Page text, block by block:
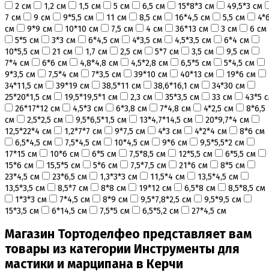
Коврики, пергамент
Кондитерские наклейки
Леденцы Мороженое Мармелад
Ленты атласные, шпагат ,тишью
Раздвижные формы для выпечки
Силиконовые формы для выпечки
Формы для выпечки
Формы для выпечки антипригарные
Формы муссовый десерт
Шпателя ножи столики
Красители пищевые
Гелевые красители Americolor
Гелевые красители Chefmaster
Гелевые красители Россия (топ декор)
Жирорастворимые красители
Кандурины
Красители Kreda жирорастворимые
Красители Украса жирорастворимые
Красители гелевые Kreda
Красители распылители
Пищевая гуашь
2 см 1,2 см 1,5 см 5 см 6,5 см 15*8*3 см
49,5*3 см
7 см
9 см 9*5,5 см 11 см 8,5 см 16*4,5 см 5,5 см
см
9*9 см 10*10 см 7,5 см 4 см 36*13 см 3 см
6 см
5*5 см
3*3 см 6*4,5 см 4*3,5 см 4,5*3,5 см
6*4 см
10*5,5 см
21 см 1,7 см 2,5 см 5*7 см 3,5 см
9,5 см
7*4 см
6*6 см 4,8*4,8 см 4,5*2,8 см 6,5*5 см
5*4,5 см
9*3,5 см
7,5*4 см 7*3,5 см 39*10 см 40*13 см
19*6 см
34*11,5 см
39*19 см 38,5*11 см 38,6*16,1 см
34*30 см
25*20*1,5 см
19,5*19,5*1 см 2,3 см 35*3,5 см 33 см
43*5
26*17*12 см
4,5*3 см 6*3,8 см 7*4,8 см 4*2,5 см
8*6,5
см
2,5*2,5 см 9,5*6,5*1,5 см 13*4,7*14,5 см
20*9,7*4 см
12,5*22*4 см
1,2*7*7 см 9*7,5 см 4*3 см 4*2*4 см
8*6 см
6,5*4,5 см
7,5*4,5 см 10*4,5 см 9*6 см
9,5*5,5*2 см
17*15 см
10*6 см 6*5 см 7,5*8,5 см 12*5,5 см
6*5,5 см
15*6 см
15,5*5 см 5*6 см 7,5*7,5 см 21*6 см
8*5 см
23*4,5 см
23*6,5 см 1,3*3*3 см 11,5*4 см
13,5*4,5 см
13,5*3,5 см
8,5*7 см 8*8 см 19*12 см 6,5*8 см
8,5*8,5 см
1*3*3 см
7*4,5 см 8*9 см 9,5*7,8*2,5 см
9,5*9,5 см
15*3,5 см
6*14,5 см 7,5*5 см 6,5*5,2 см 27*4,5 см
Магазин Тортоделфео представляет вам
товары из категории Инструменты для
мастики и марципана в Керчи